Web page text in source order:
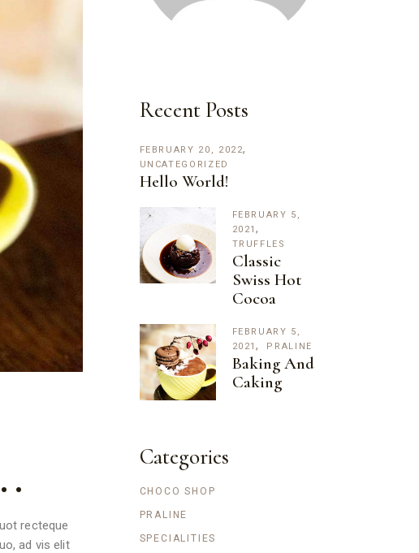
recteque
ad vis elit
Recent Posts
FEBRUARY 20, 2022
UNCATEGORIZED
Hello World!
FEBRUARY 5,
2021
TRUFFLES
Classic
Swiss Hot
Cocoa
FEBRUARY 5,
2021
PRALINE
Baking And
Caking
Categories
CHOCO SHOP
PRALINE
SPECIALITIES